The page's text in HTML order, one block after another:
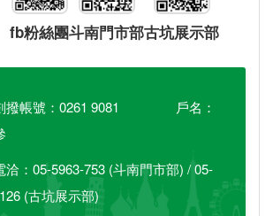
fb粉絲團斗南門市部古坑展示部
撥帳號：0261 9081 戶名：
洽：05-5963-753 (斗南門市部) / 05-
(古坑展示部)